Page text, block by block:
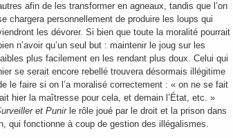
afin de les transformer en agneaux, tandis que l’on
chargera personnellement de produire les loups qui
les dévorer. Si bien que toute la moralité pourrait
n’avoir qu’un seul but : maintenir le joug sur les
plus facilement en les rendant plus doux. Celui qui
se serait encore rebellé trouvera désormais illégitime
le faire si on l’a moralisé correctement : « on ne se fait
hier la maîtresse pour cela, et demain l’État, etc. »
et Punirle rôle joué par le droit et la prison dans
qui fonctionne à coup de gestion des illégalismes.